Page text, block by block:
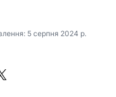
5 серпня 2024 р.